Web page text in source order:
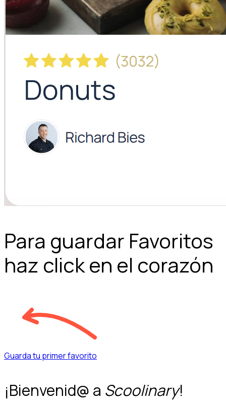
Para guardar Favoritos
haz click en el corazón
Guarda tu primer favorito
¡Bienvenid@ a Scoolinary!